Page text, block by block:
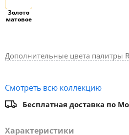
Золото
матовое
Дополнительные цвета палитры
Смотреть всю коллекцию
Бесплатная доставка по
Характеристики